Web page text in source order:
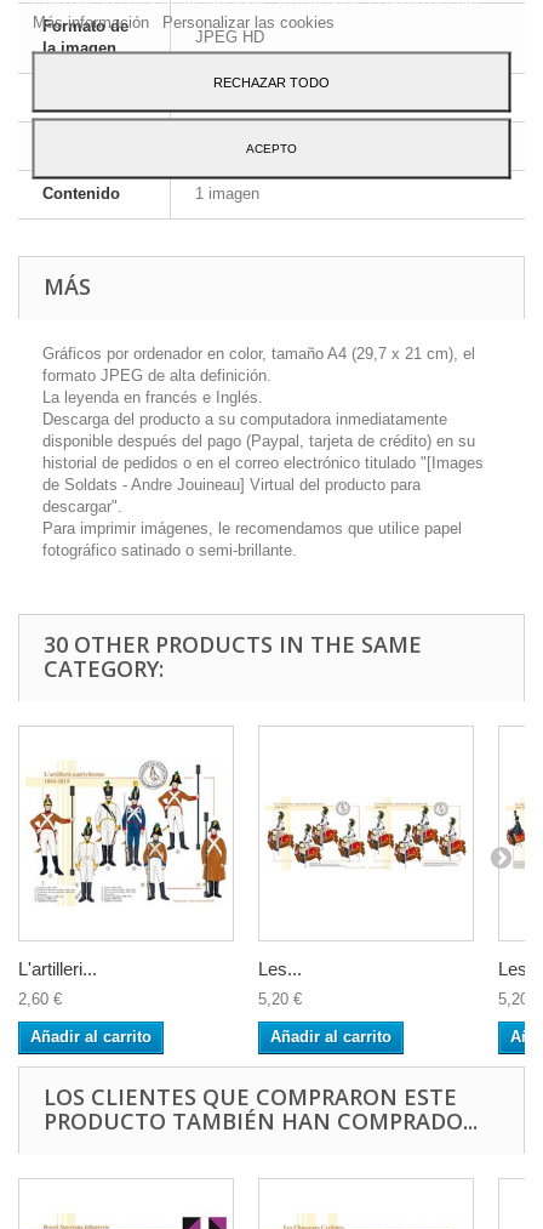
Formato de
la imagen
JPEG HD
Inglés y francés
Contenido 1 imagen
MÁS
Gráficos por ordenador en color, tamaño A4 (29,7 x 21 cm), el
formato JPEG de alta definición.
La leyenda en francés e Inglés.
Descarga del producto a su computadora inmediatamente
disponible después del pago (Paypal, tarjeta de crédito) en su
historial de pedidos o en el correo electrónico titulado "[Images
de Soldats - Andre Jouineau] Virtual del producto para
descargar".
Para imprimir imágenes, le recomendamos que utilice papel
fotográfico satinado o semi-brillante.
30 OTHER PRODUCTS IN THE SAME
CATEGORY:
L'artilleri...
2,60 €
Añadir al carrito
Les...
5,20 €
Añadir al carrito
Les...
5,20 €
LOS CLIENTES QUE COMPRARON ESTE
PRODUCTO TAMBIÉN HAN COMPRADO...
Más información
Personalizar las cookies
RECHAZAR TODO
ACEPTO